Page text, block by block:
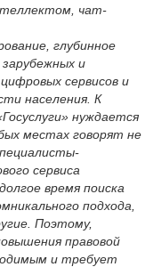
чат-
глубинное
и
сервисов и
населения. К
нуждается
местах говорят не
сервиса
время поиска
подхода,
Поэтому,
правовой
и требует